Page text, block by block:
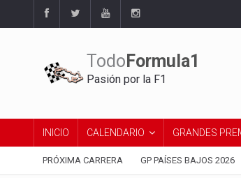
Todo Formula1
Pasión por la F1
INICIO CALENDARIO GRANDES
PRÓXIMA CARRERA GP PAÍSES BAJOS 2026